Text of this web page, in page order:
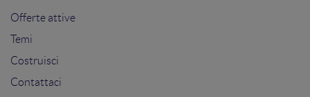
Offerte attive
Temi
Costruisci
Contattaci